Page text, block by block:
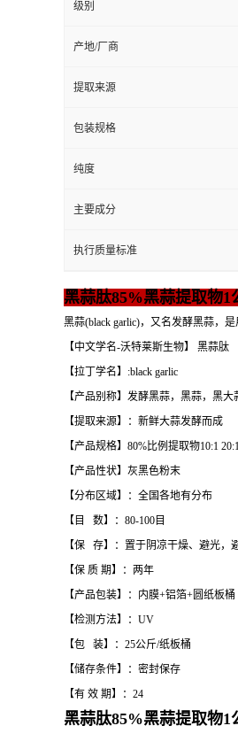
级别
产地/厂商
提取来源
包装规格
纯度
主要成分
执行质量标准
黑蒜肽85%黑蒜提取物
黑蒜(black garlic)，又名发酵黑蒜，
【中文学名-沃特莱斯生物】 黑蒜肽
【拉丁学名】:black garlic
【产品别称】发酵黑蒜，黑蒜，黑大
【提取来源】：新鲜大蒜发酵而成
【产品规格】80%比例提取物10:1
【产品性状】灰黑色粉末
【分布区域】：全国各地有分布
【目 数】：80-100目
【保 存】：置于阴凉干燥、避光，
【保 质 期】：两年
【产品包装】：内膜+铝箔+圆纸板桶
【检测方法】：UV
【包 装】：25公斤/纸板桶
【储存条件】：密封保存
【有 效 期】：24
黑蒜肽85%黑蒜提取物